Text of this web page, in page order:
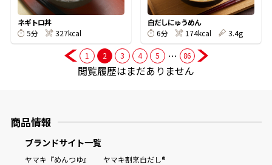
氷熟®︎
だしパック
ネギトロ丼
5分
327kcal
白だしにゅうめん
6分
174kcal 3.4g
1 2 3 4 5 … 86
閲覧履歴はまだありません
商品情報
ブランドサイト一覧
ヤマキ『めんつゆ』
ヤマキ割烹白だし®